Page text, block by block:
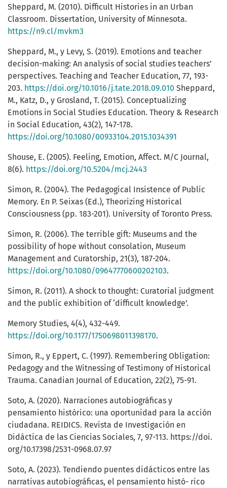
Sheppard, M. (2010). Difficult Histories in an Urban
Classroom. Dissertation, University of Minnesota.
https://n9.cl/mvkm3
Sheppard, M., y Levy, S. (2019). Emotions and teacher
decision-making: An analysis of social studies teachers’
perspectives. Teaching and Teacher Education, 77, 193-
203. https://doi.org/10.1016/j.tate.2018.09.010 Sheppard,
M., Katz, D., y Grosland, T. (2015). Conceptualizing
Emotions in Social Studies Education. Theory & Research
in Social Education, 43(2), 147-178.
https://doi.org/10.1080/00933104.2015.1034391
Shouse, E. (2005). Feeling, Emotion, Affect. M/C Journal,
8(6). https://doi.org/10.5204/mcj.2443
Simon, R. (2004). The Pedagogical Insistence of Public
Memory. En P. Seixas (Ed.), Theorizing Historical
Consciousness (pp. 183-201). University of Toronto Press.
Simon, R. (2006). The terrible gift: Museums and the
possibility of hope without consolation, Museum
Management and Curatorship, 21(3), 187-204.
https://doi.org/10.1080/09647770600202103.
Simon, R. (2011). A shock to thought: Curatorial judgment
and the public exhibition of ‘difficult knowledge’.
Memory Studies, 4(4), 432-449.
https://doi.org/10.1177/1750698011398170.
Simon, R., y Eppert, C. (1997). Remembering Obligation:
Pedagogy and the Witnessing of Testimony of Historical
Trauma. Canadian Journal of Education, 22(2), 75-91.
Soto, A. (2020). Narraciones autobiográficas y
pensamiento histórico: una oportunidad para la acción
ciudadana. REIDICS. Revista de Investigación en
Didáctica de las Ciencias Sociales, 7, 97-113. https://doi.
org/10.17398/2531-0968.07.97
Soto, A. (2023). Tendiendo puentes didácticos entre las
narrativas autobiográficas, el pensamiento histó- rico